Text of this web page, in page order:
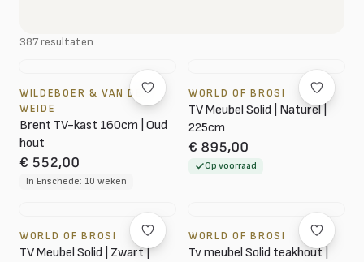
387 resultaten
WILDEBOER & VAN DER
WEIDE
Brent TV-kast 160cm | Oud
hout
€ 552,00
In Enschede: 10 weken
WORLD OF BROSI
TV Meubel Solid | Naturel |
225cm
€ 895,00
Op voorraad
WORLD OF BROSI
TV Meubel Solid | Zwart |
WORLD OF BROSI
Tv meubel Solid teakhout |